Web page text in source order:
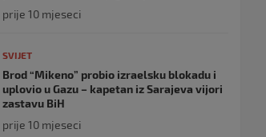
prije 10 mjeseci
SVIJET
Brod “Mikeno” probio izraelsku blokadu i
uplovio u Gazu – kapetan iz Sarajeva vijori
zastavu BiH
prije 10 mjeseci